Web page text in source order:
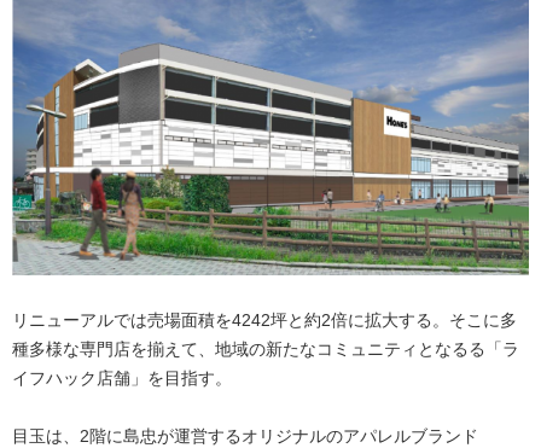
リニューアルでは売場面積を4242坪と約2倍に拡大する。そこに多
種多様な専門店を揃えて、地域の新たなコミュニティとなるる「ラ
イフハック店舗」を目指す。
目玉は、2階に島忠が運営するオリジナルのアパレルブランド